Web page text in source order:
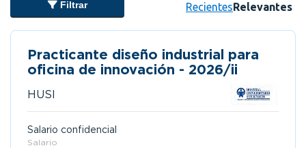
Filtrar RecientesRelevantes
Practicante diseño industrial para
oficina de innovación - 2026/ii
HUSI
Salario confidencial
Salario